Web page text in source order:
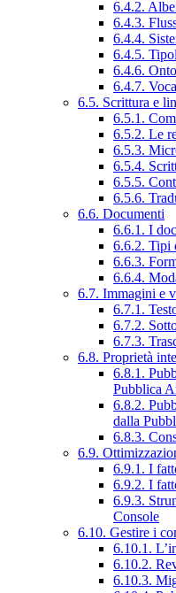
6.4.2.
6.4.3.
6.4.4.
6.4.5.
6.4.6.
6.4.7.
6.5. Scrittura e
6.5.1.
6.5.2. Le
6.5.3.
6.5.4.
6.5.5.
6.5.6.
6.6. Documenti
6.6.1. I
6.6.2. Tipi
6.6.3.
6.6.4.
6.7. Immagini e
6.7.1.
6.7.2.
6.7.3.
6.8. Proprietà
6.8.1.
Pubblica
6.8.2.
dalla
6.8.3.
6.9.
6.9.1. I
6.9.2. I
6.9.3.
Console
6.10. Gestire i
6.10.1.
6.10.2.
6.10.3.